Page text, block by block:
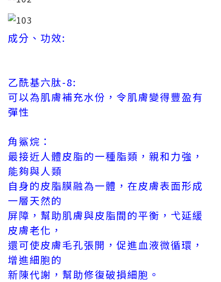
成分、功效:
乙酰基六肽-8:
可以為肌膚補充水份，令肌膚變得豐盈有
彈性
角鯊烷：
最接近人體皮脂的一種脂類，親和力強，
能夠與人類
自身的皮脂膜融為一體，在皮膚表面形成
一層天然的
屏障，幫助肌膚與皮脂間的平衡，弋延緩
皮膚老化，
還可使皮膚毛孔張開，促進血液微循環，
增進細胞的
新陳代謝，幫助修復破損細胞。